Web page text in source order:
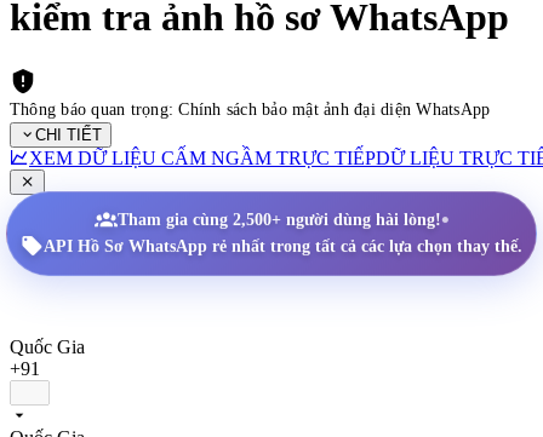
kiểm tra ảnh hồ sơ WhatsApp
Thông báo quan trọng: Chính sách bảo mật ảnh đại diện WhatsApp
CHI TIẾT
XEM DỮ LIỆU CẤM NGẦM TRỰC TIẾPDỮ LIỆU TRỰC
Tham gia cùng 2,500+ người dùng hài lòng!•
API Hồ Sơ WhatsApp rẻ nhất trong tất cả các lựa chọn thay thế.
Quốc Gia
+91